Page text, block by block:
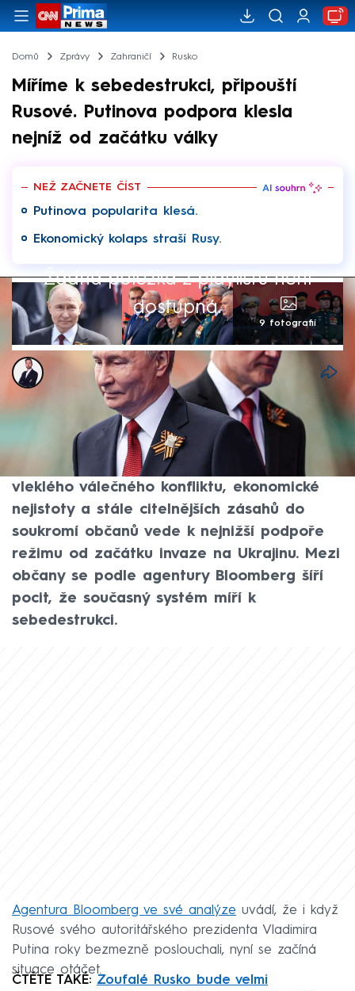
Domů Zprávy Zahraničí Rusko
Míříme k sebedestrukci, připouští
Rusové. Putinova podpora klesla
nejníž od začátku války
NEŽ ZAČNETE ČÍST
Putinova popularita klesá.
Ekonomický kolaps straší Rusy.
Žádná položka z playlistu není
dostupná.
9 fotografií
Tomáš Kačmár
11. kvě 2026, 07:32
Zatímco Kreml navenek deklaruje
neochvějnou jednotu, pod povrchem ruské
společnosti to začíná vřít. Kombinace
vleklého válečného konfliktu, ekonomické
nejistoty a stále citelnějších zásahů do
soukromí občanů vede k nejnižší podpoře
režimu od začátku invaze na Ukrajinu. Mezi
občany se podle agentury Bloomberg šíří
pocit, že současný systém míří k
sebedestrukci.
Agentura Bloomberg ve své analýze uvádí, že i když
Rusové svého autoritářského prezidenta Vladimira
Putina roky bezmezně poslouchali, nyní se začíná
situace otáčet.
ČTĚTE TAKÉ: Zoufalé Rusko bude velmi